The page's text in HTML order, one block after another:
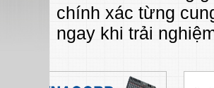
chính xác từng
ngay khi trải